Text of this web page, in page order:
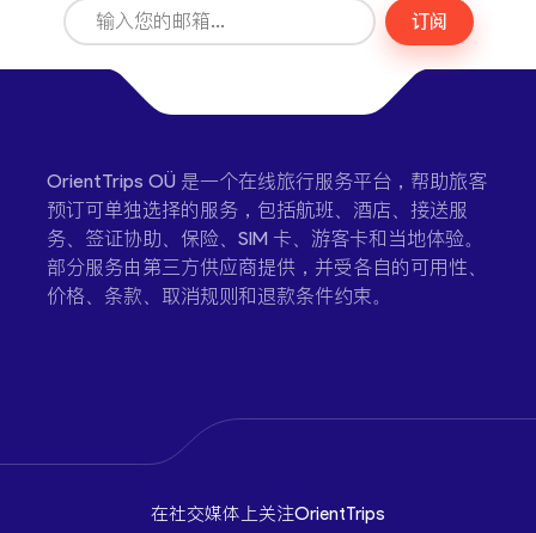
订阅
OrientTrips OÜ 是一个在线旅行服务平台，帮助旅客
预订可单独选择的服务，包括航班、酒店、接送服
务、签证协助、保险、SIM 卡、游客卡和当地体验。
部分服务由第三方供应商提供，并受各自的可用性、
价格、条款、取消规则和退款条件约束。
在社交媒体上关注OrientTrips